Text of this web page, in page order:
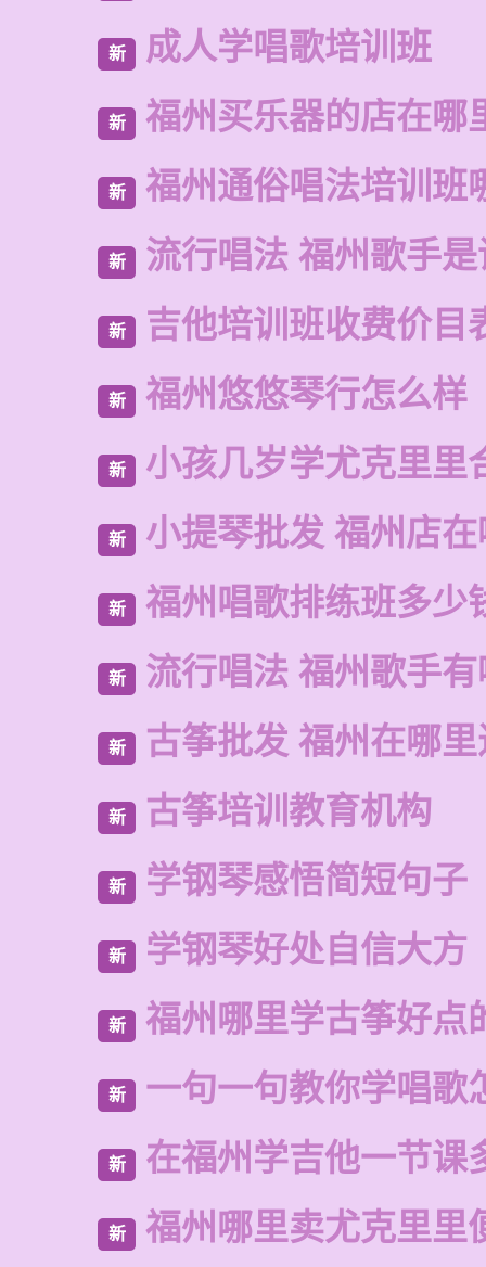
新 成人学唱歌培训班
新 福州买乐器的店在哪
新 福州通俗唱法培训班
新 流行唱法 福州歌手
新 吉他培训班收费价目
新 福州悠悠琴行怎么样
新 小孩几岁学尤克里里
新 小提琴批发 福州店
新 福州唱歌排练班多少
新 流行唱法 福州歌手
新 古筝批发 福州在哪
新 古筝培训教育机构
新 学钢琴感悟简短句子
新 学钢琴好处自信大方
新 福州哪里学古筝好点
新 一句一句教你学唱歌
新 在福州学吉他一节课
新 福州哪里卖尤克里里